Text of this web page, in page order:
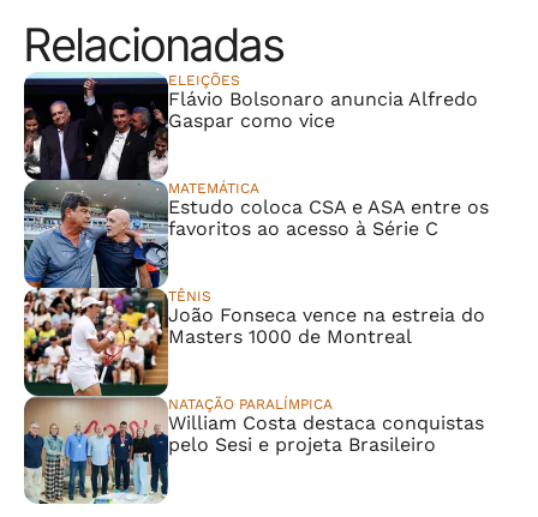
Relacionadas
ELEIÇÕES
Flávio Bolsonaro anuncia Alfredo
Gaspar como vice
MATEMÁTICA
Estudo coloca CSA e ASA entre os
favoritos ao acesso à Série C
TÊNIS
João Fonseca vence na estreia do
Masters 1000 de Montreal
NATAÇÃO PARALÍMPICA
William Costa destaca conquistas
pelo Sesi e projeta Brasileiro